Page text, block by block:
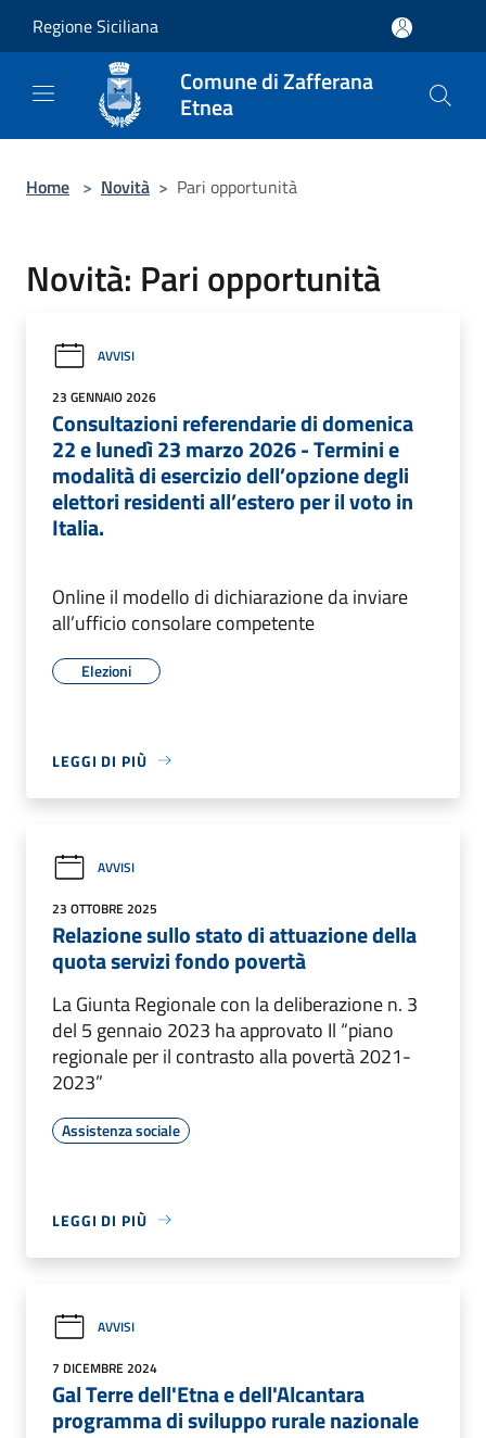
Regione Siciliana
Comune di Zafferana
Etnea
Home > Novità > Pari opportunità
Novità: Pari opportunità
AVVISI
23 GENNAIO 2026
Consultazioni referendarie di domenica
22 e lunedì 23 marzo 2026 - Termini e
modalità di esercizio dell’opzione degli
elettori residenti all’estero per il voto in
Italia.
Online il modello di dichiarazione da inviare
all’ufficio consolare competente
Elezioni
LEGGI DI PIÙ
AVVISI
23 OTTOBRE 2025
Relazione sullo stato di attuazione della
quota servizi fondo povertà
La Giunta Regionale con la deliberazione n. 3
del 5 gennaio 2023 ha approvato Il “piano
regionale per il contrasto alla povertà 2021-
2023”
Assistenza sociale
LEGGI DI PIÙ
AVVISI
7 DICEMBRE 2024
Gal Terre dell'Etna e dell'Alcantara
programma di sviluppo rurale nazionale